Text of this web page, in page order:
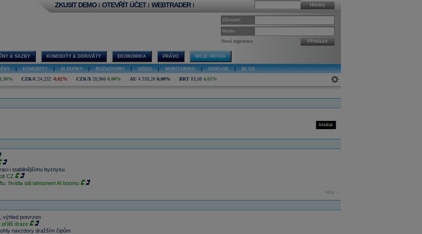
Hledej
ZKUSIT DEMO | OTEVŘÍT ÚČET | WEBTRADER |
Uživatel:
Heslo:
Nová registrace Přihlásit
& SAZBY KOMODITY & DERIVÁTY EKONOMIKA PRÁVO MOJE PATRIA
KOMODITY SLOUPKY ROZHOVORY VIDEO MONITORING DISKUSE BLOG
1,30% CZK/€ 24,232 -0,02% CZK/$ 20,966 0,00% AU 4 339,26 0,00% BRT 83,08 4,61%
hledat
i stabilnějšímu byznysu
CZ
Nvidia dál tahounem AI boomu
více...
výhled potvrzen
příliš draze
navzdory dražším čipům